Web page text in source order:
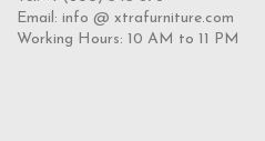
Email: info @ xtrafurniture.com
Working Hours: 10 AM to 11 PM